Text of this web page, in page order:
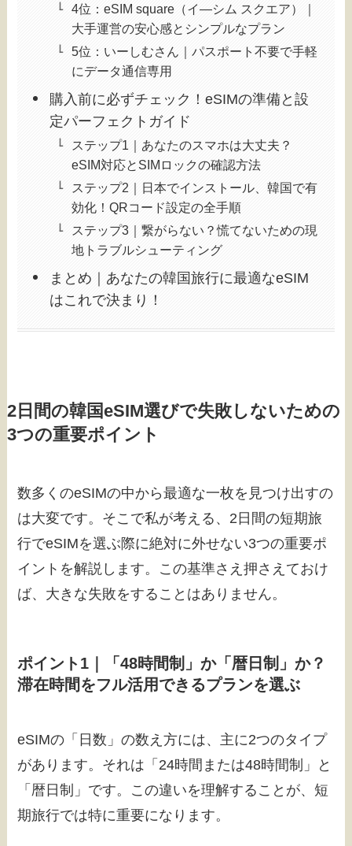
4位：eSIM square（イ―シム スクエア）｜
大手運営の安心感とシンプルなプラン
5位：いーしむさん｜パスポート不要で手軽
にデータ通信専用
購入前に必ずチェック！eSIMの準備と設
定パーフェクトガイド
ステップ1｜あなたのスマホは大丈夫？
eSIM対応とSIMロックの確認方法
ステップ2｜日本でインストール、韓国で有
効化！QRコード設定の全手順
ステップ3｜繋がらない？慌てないための現
地トラブルシューティング
まとめ｜あなたの韓国旅行に最適なeSIM
はこれで決まり！
2日間の韓国eSIM選びで失敗しないための
3つの重要ポイント
数多くのeSIMの中から最適な一枚を見つけ出すの
は大変です。そこで私が考える、2日間の短期旅
行でeSIMを選ぶ際に絶対に外せない3つの重要ポ
イントを解説します。この基準さえ押さえておけ
ば、大きな失敗をすることはありません。
ポイント1｜「48時間制」か「暦日制」か？
滞在時間をフル活用できるプランを選ぶ
eSIMの「日数」の数え方には、主に2つのタイプ
があります。それは「24時間または48時間制」と
「暦日制」です。この違いを理解することが、短
期旅行では特に重要になります。